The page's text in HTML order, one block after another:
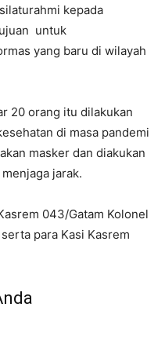
kepada
untuk
yang baru di wilayah
20 orang itu dilakukan
di masa pandemi
masker dan diakukan
jarak.
043/Gatam Kolonel
para Kasi Kasrem